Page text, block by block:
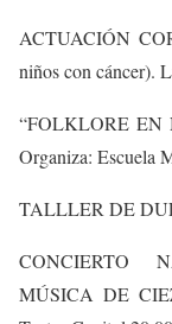
ACTUACIÓN
niños con cáncer).
“FOLKLORE EN
Organiza: Escuela
TALLLER DE
CONCIERTO
MÚSICA DE